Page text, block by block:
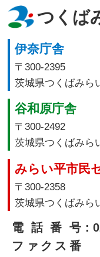
つくば
伊奈庁舎
〒300-2395
茨城県つくばみら
谷和原庁舎
〒300-2492
茨城県つくばみら
みらい平市民
〒300-2358
茨城県つくばみら
電話番号：
ファクス番